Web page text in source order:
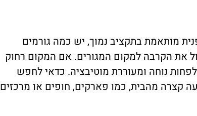
מותאמת בתקציב נמוך, יש כמה גורמים
את הקרבה למקום המגורים. אם המקום רחוק
נוחה ומעוררת מוטיבציה. כדאי לחפש
קצרה מהבית, כמו פארקים, חופים או מרכזים